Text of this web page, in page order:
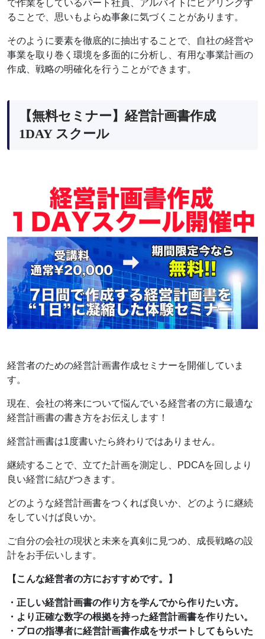
で作業をしているパート社員、アルバイトにヒアリングす
ることで、思いもよらぬ事象に気づくことがあります。
そのように要素を徹底的に抽出することで、自社の経営や
事業を取り巻く環境を多面的に分析し、有用な事業計画の
作成、戦略の明確化を行うことができます。
【無料セミナー】経営計画書作成
1DAY スクール
経営者のための経営計画書作成セミナーを開催していま
す。
現在、会社の将来について悩んでいる経営者の方に最適な
経営計画書の書き方をお伝えします！
経営計画書は1度書いたら終わりではありません。
継続することで、立てた計画を測定し、PDCAを回しより
良い経営に結びつきます。
どのような経営計画書をつくれば良いか、どのように継続
をしていけば良いか。
ご自分の会社の現状と未来を真剣に見つめ、成長戦略の設
計をお手伝いします。
【こんな経営者の方におすすめです。】
・正しい経営計画書の作り方を学んでから作りたい方。
・より正確な数字の根拠を持った経営計画書を作りたい。
・プロの指導者に経営計画書作成をサポートしてもらいた